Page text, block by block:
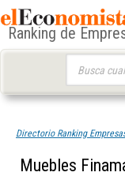
Ranking de
Directorio Ranking
Muebles